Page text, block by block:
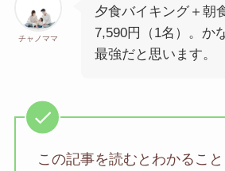
チャノママ
夕食バイキング＋朝
7,590円（1名）。か
最強だと思います。
この記事を読むとわかること